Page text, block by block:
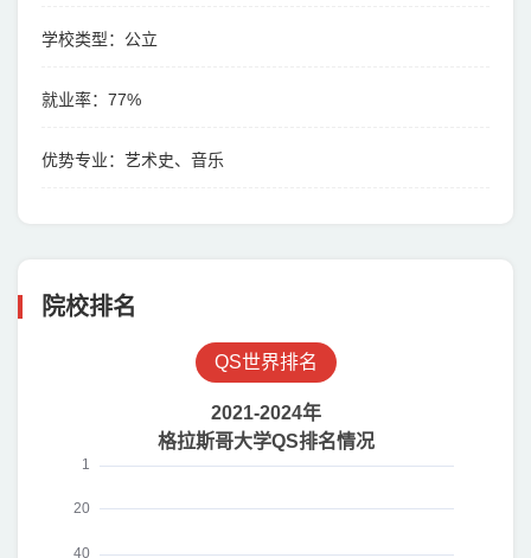
学校类型：公立
就业率：77%
优势专业：艺术史、音乐
院校排名
QS世界排名